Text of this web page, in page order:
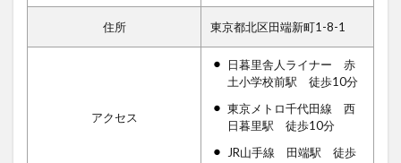
住所 東京都北区田端新町1-8-1
アクセス
日暮里舎人ライナー 赤
土小学校前駅 徒歩10分
東京メトロ千代田線 西
日暮里駅 徒歩10分
JR山手線 田端駅 徒歩